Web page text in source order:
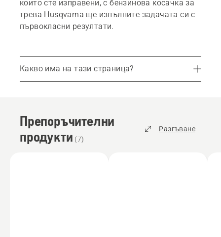
които сте изправени, с бензинова косачка за
трева Husqvarna ще изпълните задачата си с
първокласни резултати.
Какво има на тази страница?
Препоръчителни продукти
Услуги
Части и принадлежности
Препоръчителни
продукти (7)
Разгъване